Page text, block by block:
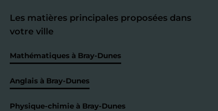
Les matières principales proposées dans
votre ville
Mathématiques à Bray-Dunes
Anglais à Bray-Dunes
Physique-chimie à Bray-Dunes